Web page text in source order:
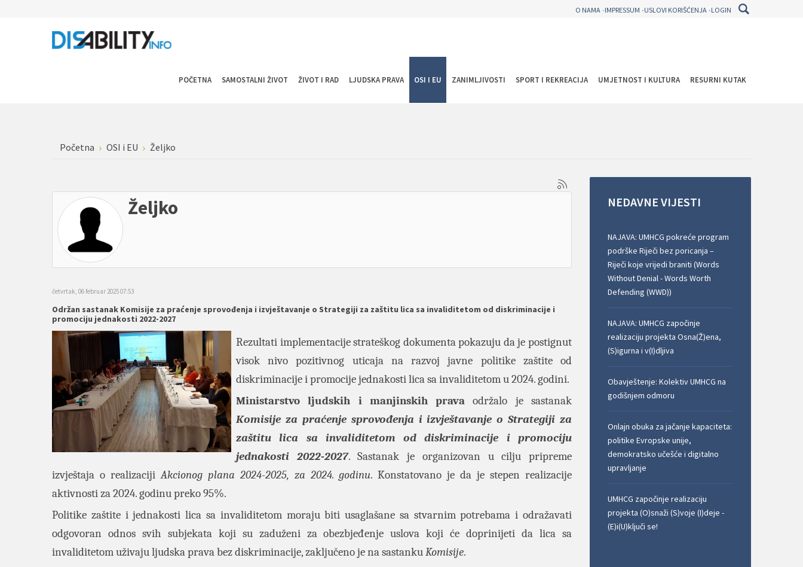
O NAMA IMPRESSUM USLOVI KORIŠĆENJA LOGIN
POČETNA SAMOSTALNI ŽIVOT ŽIVOT I RAD LJUDSKA PRAVA OSI I EU ZANIMLJIVOSTI SPORT I REKREACIJA UMJETNOST I KULTURA RESURNI KUTAK
Početna OSI i EU Željko
Željko
četvrtak, 06 februar 2025 07:53
Održan sastanak Komisije za praćenje sprovođenja i izvještavanje o Strategiji za zaštitu lica sa invaliditetom od diskriminacije i
promociju jednakosti 2022-2027
Rezultati implementacije strateškog dokumenta pokazuju da je postignut
visok nivo pozitivnog uticaja na razvoj javne politike zaštite od
diskriminacije i promocije jednakosti lica sa invaliditetom u 2024. godini.
Ministarstvo ljudskih i manjinskih pravaodržalo je sastanak
Komisije za praćenje sprovođenja i izvještavanje o Strategiji za
zaštitu lica sa invaliditetom od diskriminacije i promociju
jednakosti 2022-2027. Sastanak je organizovan u cilju pripreme
izvještaja o realizacijiAkcionog plana 2024-2025, za 2024. godinu. Konstatovano je da je stepen realizacije
aktivnosti za 2024. godinu preko 95%.
Politike zaštite i jednakosti lica sa invaliditetom moraju biti usaglašane sa stvarnim potrebama i odražavati
odgovoran odnos svih subjekata koji su zaduženi za obezbjeđenje uslova koji će doprinijeti da lica sa
invaliditetom uživaju ljudska prava bez diskriminacije, zaključeno je na sastankuKomisije.
NEDAVNE VIJESTI
NAJAVA: UMHCG pokreće program
podrške Riječi bez poricanja –
Riječi koje vrijedi braniti (Words
Without Denial - Words Worth
Defending (WWD))
NAJAVA: UMHCG započinje
realizaciju projekta Osna(Ž)ena,
(S)igurna i v(I)dljiva
Obavještenje: Kolektiv UMHCG na
godišnjem odmoru
Onlajn obuka za jačanje kapaciteta:
politike Evropske unije,
demokratsko učešće i digitalno
upravljanje
UMHCG započinje realizaciju
projekta (O)snaži (S)voje (I)deje -
(E)i(U)ključi se!